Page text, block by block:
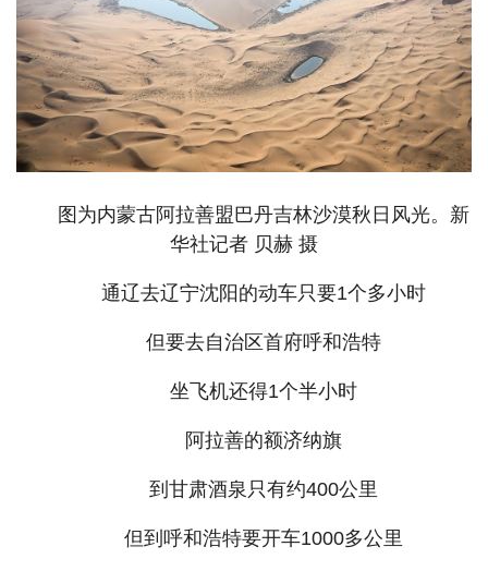
图为内蒙古阿拉善盟巴丹吉林沙漠秋日风光。新
华社记者 贝赫 摄
通辽去辽宁沈阳的动车只要1个多小时
但要去自治区首府呼和浩特
坐飞机还得1个半小时
阿拉善的额济纳旗
到甘肃酒泉只有约400公里
但到呼和浩特要开车1000多公里